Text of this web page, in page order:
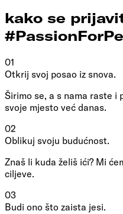
kako se
01
Otkrij svoj posao iz snova.
Širimo se, a s nama raste i
svoje mjesto već danas.
02
Oblikuj svoju budućnost.
Znaš li kuda želiš ići? Mi
ciljeve.
03
Budi ono što zaista jesi.